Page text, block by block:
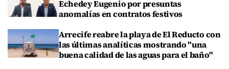
Echedey Eugenio por presuntas
anomalías en contratos festivos
Arrecife reabre la playa de El Reducto con
las últimas analíticas mostrando "una
buena calidad de las aguas para el baño"